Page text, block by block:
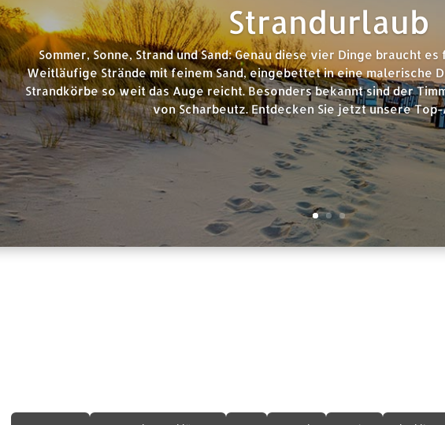
Strandurlaub
Sommer, Sonne, Strand und Sand: Genau diese vier Dinge braucht
Weitläufige Strände mit feinem Sand, eingebettet in eine malerische
Strandkörbe so weit das Auge reicht. Besonders bekannt sind der
von Scharbeutz. Entdecken Sie jetzt unsere